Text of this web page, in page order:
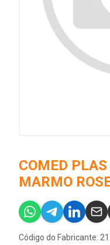
COMED
MARMO
Código do Fabricante: